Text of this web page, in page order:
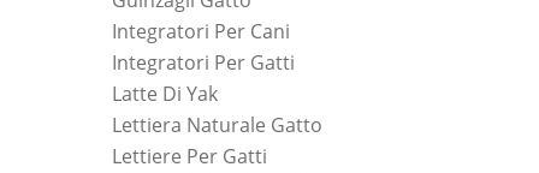
Integratori Per Cani
Integratori Per Gatti
Latte Di Yak
Lettiera Naturale Gatto
Lettiere Per Gatti